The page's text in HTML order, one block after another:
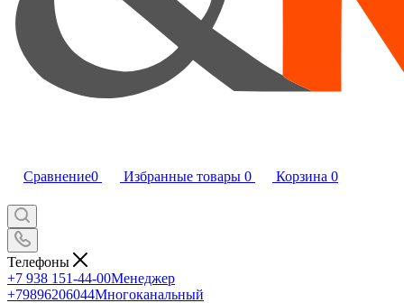
Сравнение0 Избранные товары 0 Корзина 0
Телефоны
+7 938 151-44-00Менеджер
+79896206044Многоканальный